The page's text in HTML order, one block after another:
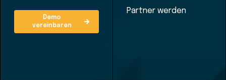
Demo
vereinbaren
Partner werden